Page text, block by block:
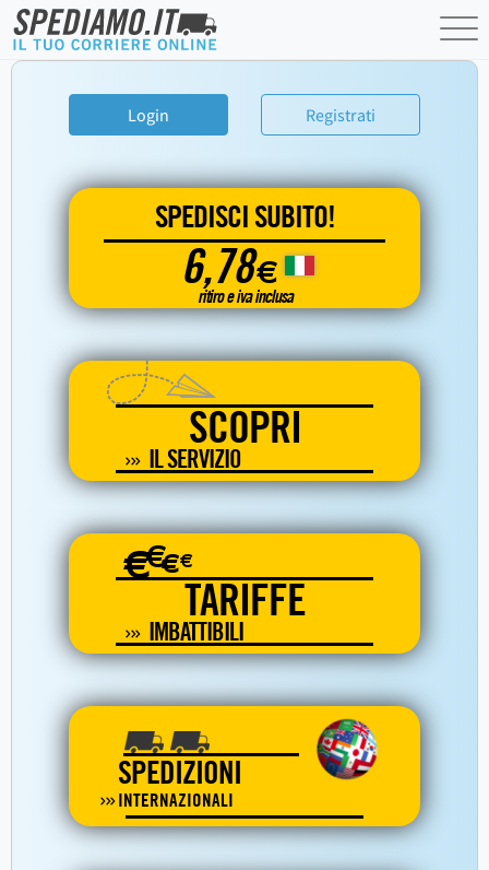
Login Registrati
SPEDISCI SUBITO!
6,78€
ritiro e iva inclusa
SCOPRI
IL SERVIZIO
€€€€
TARIFFE
IMBATTIBILI
SPEDIZIONI
INTERNAZIONALI